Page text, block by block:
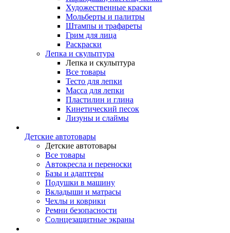
Художественные краски
Мольберты и палитры
Штампы и трафареты
Грим для лица
Раскраски
Лепка и скульптура
Лепка и скульптура
Все товары
Тесто для лепки
Масса для лепки
Пластилин и глина
Кинетический песок
Лизуны и слаймы
Детские автотовары
Детские автотовары
Все товары
Автокресла и переноски
Базы и адаптеры
Подушки в машину
Вкладыши и матрасы
Чехлы и коврики
Ремни безопасности
Солнцезащитные экраны